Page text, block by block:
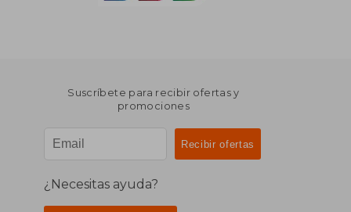
Suscríbete para recibir ofertas y
promociones
¿Necesitas ayuda?